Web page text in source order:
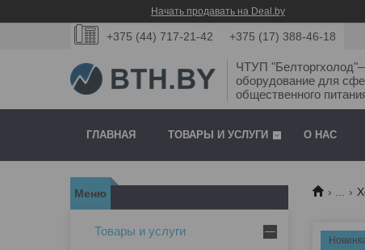
Начать продавать на Deal.by
+375 (44) 717-21-42 +375 (17) 388-46-18
ЧТУП
оборудование для
общественного
ГЛАВНАЯ ТОВАРЫ И УСЛУГИ О НАС
...
Товары и услуги